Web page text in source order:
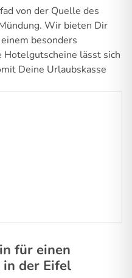
von der Quelle des
Wir bieten Dir
besonders
Hotelgutscheine lässt sich
Deine Urlaubskasse
für einen
der Eifel